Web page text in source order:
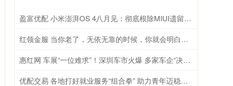
盈富优配 小米澎湃OS 4八月见：彻底根除MIUI遗留代码 底层焕然一新
红领金服 当你老了，无依无靠的时候，你就会明白，这辈子最亲的，除了父母儿女，伴侣和知己，还有自己身上的这4种能力
惠红网 车展“一位难求”！深圳车市火爆 多家车企“决战”五一！
优配交易 各地打好就业服务“组合拳” 助力青年迈稳职业生涯“第一步”